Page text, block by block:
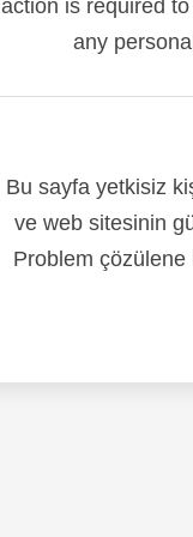
action is required
any
Bu sayfa yetkisiz
ve web sitesinin
Problem